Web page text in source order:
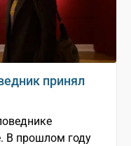
принял
В прошлом году